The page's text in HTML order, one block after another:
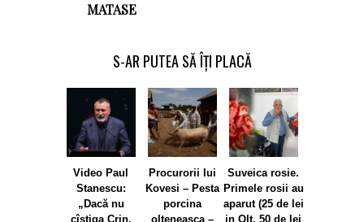
MATASE
S-AR PUTEA SĂ ÎȚI PLACĂ
Video Paul
Stanescu:
„Dacă nu
cîștiga Crin,
Procurorii lui
Kovesi – Pesta
porcina
olteneasca –
Suveica rosie.
Primele rosii au
aparut (25 de lei
in Olt, 50 de lei